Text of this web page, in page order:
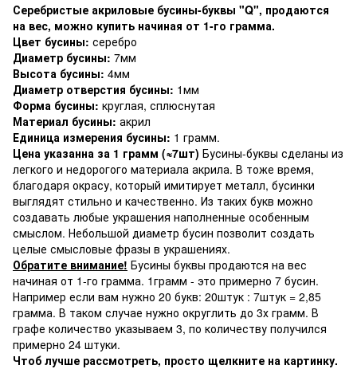
Серебристые акриловые бусины-буквы "Q", продаются
на вес, можно купить начиная от 1-го грамма.
Цвет бусины: серебро
Диаметр бусины: 7мм
Высота бусины: 4мм
Диаметр отверстия бусины: 1мм
Форма бусины: круглая, сплюснутая
Материал бусины: акрил
Единица измерения бусины: 1 грамм.
Цена указанна за 1 грамм (≈7шт) Бусины-буквы сделаны из
легкого и недорогого материала акрила. В тоже время,
благодаря окрасу, который имитирует металл, бусинки
выглядят стильно и качественно. Из таких букв можно
создавать любые украшения наполненные особенным
смыслом. Небольшой диаметр бусин позволит создать
целые смысловые фразы в украшениях.
Обратите внимание! Бусины буквы продаются на вес
начиная от 1-го грамма. 1грамм - это примерно 7 бусин.
Например если вам нужно 20 букв: 20штук : 7штук = 2,85
грамма. В таком случае нужно округлить до 3х грамм. В
графе количество указываем 3, по количеству получился
примерно 24 штуки.
Чтоб лучше рассмотреть, просто щелкните на картинку.